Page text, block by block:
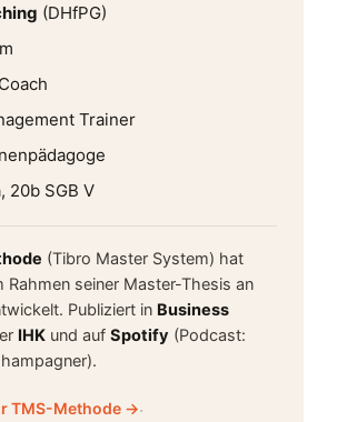
(DHfPG)
Trainer
20b SGB V
(Tibro Master System) hat
Rahmen seiner Master-Thesis an
Publiziert in Business
IHK und auf Spotify (Podcast:
TMS-Methode →·